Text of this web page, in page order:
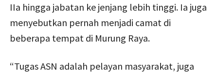
IIa hingga jabatan ke jenjang lebih tinggi. Ia juga
menyebutkan pernah menjadi camat di
beberapa tempat di Murung Raya.
“Tugas ASN adalah pelayan masyarakat, juga